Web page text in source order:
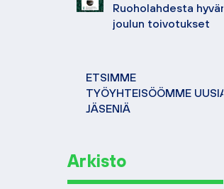
Ruoholahdesta hyvän
joulun toivotukset
ETSIMME
TYÖYHTEISÖÖMME UUSIA
JÄSENIÄ
Arkisto